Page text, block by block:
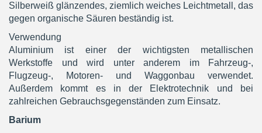
Silberweiß glänzendes, ziemlich weiches Leichtmetall, das
gegen organische Säuren beständig ist.
Verwendung
Aluminium ist einer der wichtigsten metallischen
Werkstoffe und wird unter anderem im Fahrzeug-,
Flugzeug-, Motoren- und Waggonbau verwendet.
Außerdem kommt es in der Elektrotechnik und bei
zahlreichen Gebrauchsgegenständen zum Einsatz.
Barium